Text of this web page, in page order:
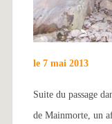
le 7 mai 2013
Suite du passage
de Mainmorte, un